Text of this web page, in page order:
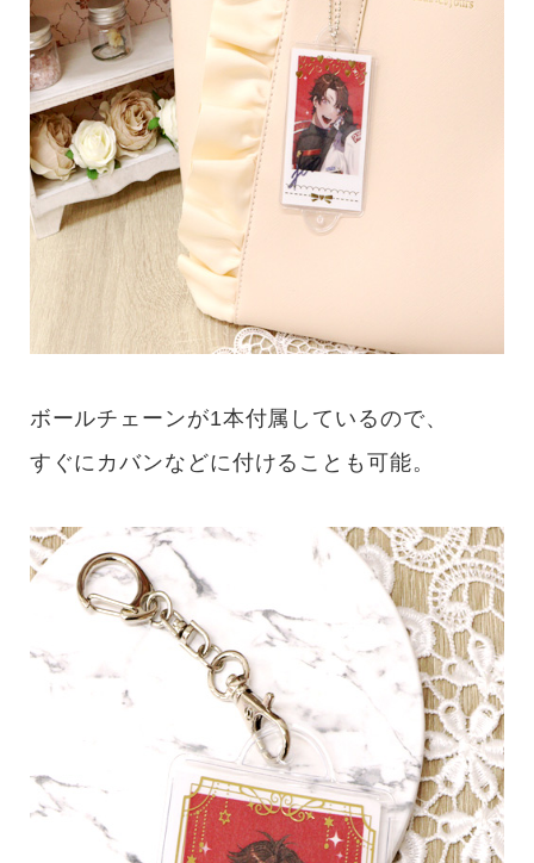
ボールチェーンが1本付属しているので、
すぐにカバンなどに付けることも可能。